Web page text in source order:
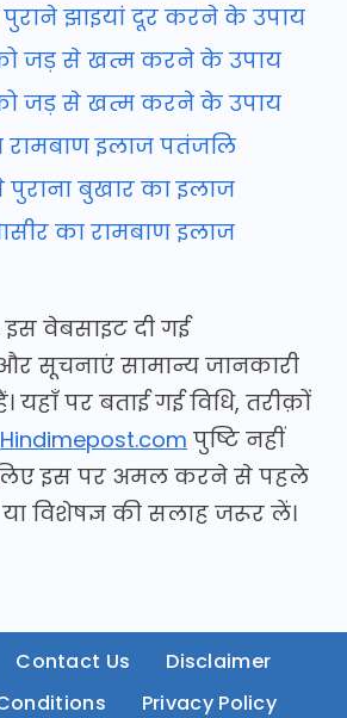
झाइयां दूर करने के उपाय
जड़ से खत्म करने के उपाय
जड़ से खत्म करने के उपाय
रामबाण इलाज पतंजलि
पुराना बुखार का इलाज
का रामबाण इलाज
वेबसाइट दी गई
सूचनाएं सामान्य जानकारी
यहाँ पर बताई गई विधि, तरीक़ों
Hindimepost.com पुष्टि नहीं
इस पर अमल करने से पहले
विशेषज्ञ की सलाह जरूर लें।
Contact Us
Disclaimer
Privacy Policy